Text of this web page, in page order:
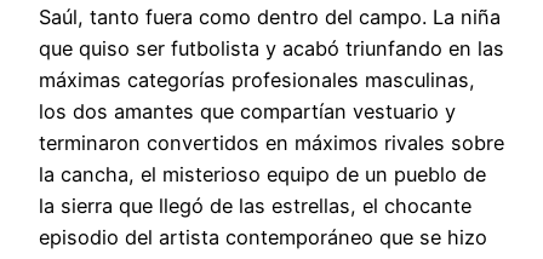
Saúl, tanto fuera como dentro del campo. La niña
que quiso ser futbolista y acabó triunfando en las
máximas categorías profesionales masculinas,
los dos amantes que compartían vestuario y
terminaron convertidos en máximos rivales sobre
la cancha, el misterioso equipo de un pueblo de
la sierra que llegó de las estrellas, el chocante
episodio del artista contemporáneo que se hizo